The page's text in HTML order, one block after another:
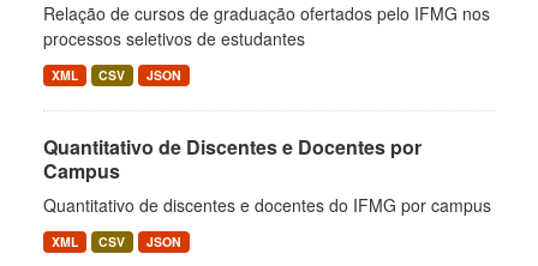
Relação de cursos de graduação ofertados pelo IFMG nos
processos seletivos de estudantes
XML CSV JSON
Quantitativo de Discentes e Docentes por
Campus
Quantitativo de discentes e docentes do IFMG por campus
XML CSV JSON